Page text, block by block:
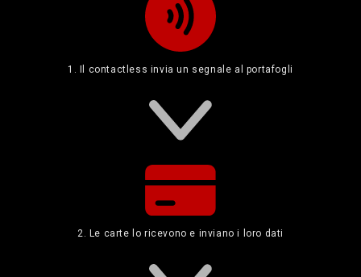
1. Il contactless invia un segnale al portafogli
2. Le carte lo ricevono e inviano i loro dati